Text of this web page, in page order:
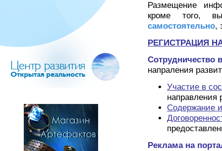
Размещение
кроме того,
самостоятельно,
РЕГИСТРАЦИЯ
Сотрудничество
напраления
Участие в
направления
Содержание
Реклама на